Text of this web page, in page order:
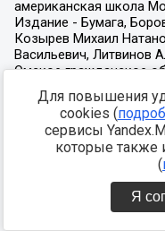
Для повышения
cookies (
сервисы
которые также
(
Я